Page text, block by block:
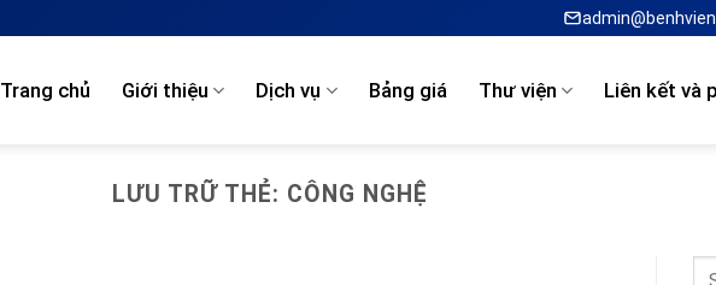
Trang chủ Giới thiệu Dịch vụ Bảng giá Thư viện Liên kết và
LƯU TRỮ THẺ: CÔNG NGHỆ